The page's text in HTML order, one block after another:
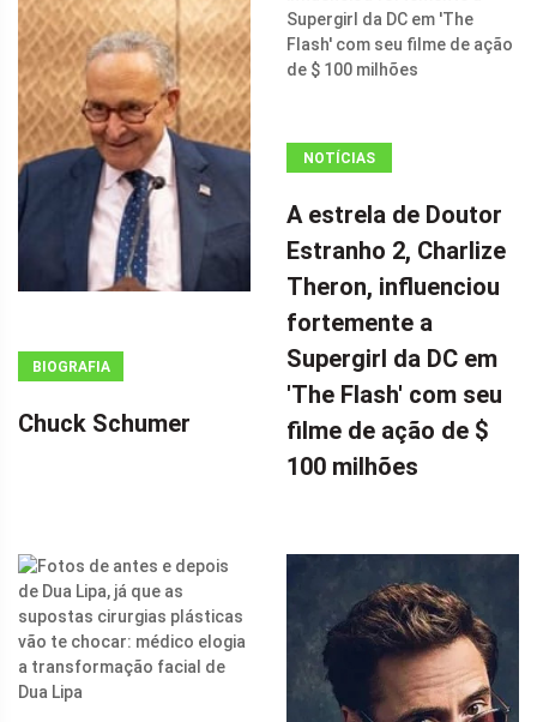
BIOGRAFIA
Chuck Schumer
NOTÍCIAS
(ADSBYGOOGLE
=
WINDOW.ADSBYGOOGLE
|| []).PUSH({});
A ESTRELA DE
DOUTOR
ESTRANHO 2,
CHARLIZE
THERON,
DA DC EM 'THE
FLASH' COM
SEU FILME DE
AÇÃO DE $ 100
A estrela de Doutor
Estranho 2, Charlize
Theron, influenciou
fortemente a
Supergirl da DC em
'The Flash' com seu
filme de ação de $
100 milhões